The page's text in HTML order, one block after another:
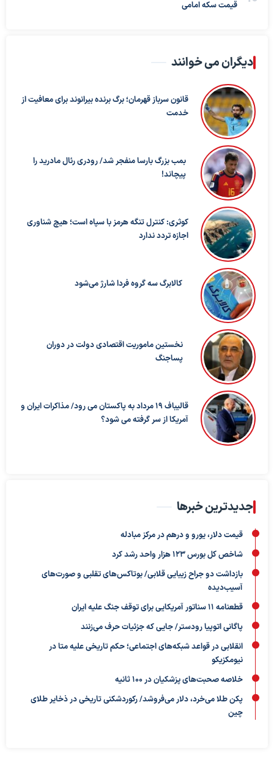
قیمت سکه امامی
دیگران می خوانند
قانون سرباز قهرمان؛ برگ برنده بیرانوند برای معافیت از
خدمت
بمب بزرگ بارسا منفجر شد/ رودری رئال مادرید را
پیچاند!
کوثری: کنترل تنگه هرمز با سپاه است؛ هیچ شناوری
اجازه تردد ندارد
کالابرگ سه گروه فردا شارژ می‌شود
نخستین ماموریت اقتصادی دولت در دوران
پساجنگ
قالیباف ۱۹ مرداد به پاکستان می رود/ مذاکرات ایران و
آمریکا از سر گرفته می شود؟
جدیدترین خبرها
قیمت دلار، یورو و درهم در مرکز مبادله
شاخص کل بورس ۱۲۳ هزار واحد رشد کرد
بازداشت دو جراح زیبایی قلابی/ بوتاکس‌های تقلبی و صورت‌های
آسیب‌دیده
قطعنامه ۱۱ سناتور آمریکایی برای توقف جنگ علیه ایران
پاگانی اتوپیا رودستر/ جایی که جزئیات حرف می‌زنند
انقلابی در قواعد شبکه‌های اجتماعی؛ حکم تاریخی علیه متا در
نیومکزیکو
خلاصه صحبت‌های پزشکیان در ۱۰۰ ثانیه
پکن طلا می‌خرد، دلار می‌فروشد/ رکوردشکنی تاریخی در ذخایر طلای
چین